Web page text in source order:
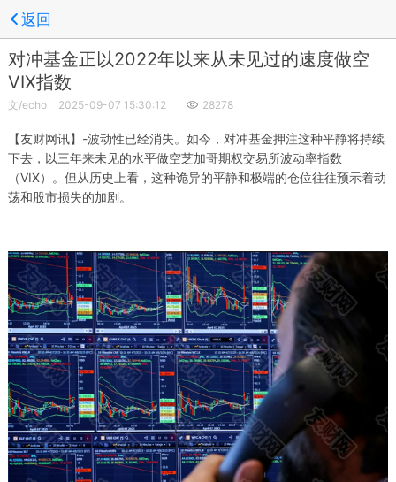
返回
对冲基金正以2022年以来从未见过的速度做空
VIX指数
文/echo 2025-09-07 15:30:12 28278
【友财网讯】-波动性已经消失。如今，对冲基金押注这种平静将持续
下去，以三年来未见的水平做空芝加哥期权交易所波动率指数
（VIX）。但从历史上看，这种诡异的平静和极端的仓位往往预示着动
荡和股市损失的加剧。